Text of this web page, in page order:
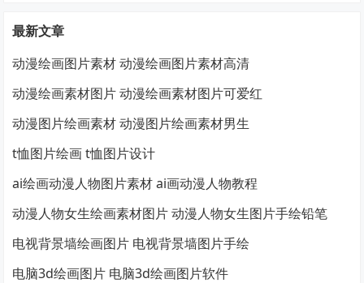
最新文章
动漫绘画图片素材 动漫绘画图片素材高清
动漫绘画素材图片 动漫绘画素材图片可爱红
动漫图片绘画素材 动漫图片绘画素材男生
t恤图片绘画 t恤图片设计
ai绘画动漫人物图片素材 ai画动漫人物教程
动漫人物女生绘画素材图片 动漫人物女生图片手绘铅笔
电视背景墙绘画图片 电视背景墙图片手绘
电脑3d绘画图片 电脑3d绘画图片软件